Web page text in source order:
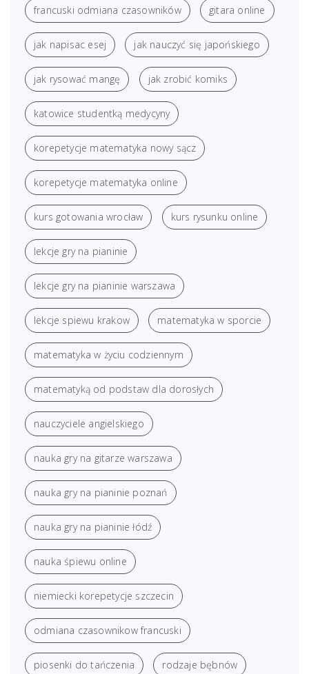
francuski odmiana czasowników gitara online
jak napisac esej jak nauczyć się japońskiego
jak rysować mangę jak zrobić komiks
katowice studentką medycyny
korepetycje matematyka nowy sącz
korepetycje matematyka online
kurs gotowania wrocław kurs rysunku online
lekcje gry na pianinie
lekcje gry na pianinie warszawa
lekcje spiewu krakow matematyka w sporcie
matematyka w życiu codziennym
matematyką od podstaw dla dorosłych
nauczyciele angielskiego
nauka gry na gitarze warszawa
nauka gry na pianinie poznań
nauka gry na pianinie łódź
nauka śpiewu online
niemiecki korepetycje szczecin
odmiana czasownikow francuski
piosenki do tańczenia rodzaje bębnów